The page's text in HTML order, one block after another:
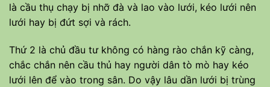
là cầu thụ chạy bị nhỡ đà và lao vào lưới, kéo lưới nên
lưới hay bị đứt sợi và rách.
Thứ 2 là chủ đầu tư không có hàng rào chắn kỹ càng,
chắc chắn nên cầu thủ hay người dân tò mò hay kéo
lưới lên để vào trong sân. Do vậy lâu dần lưới bị trùng